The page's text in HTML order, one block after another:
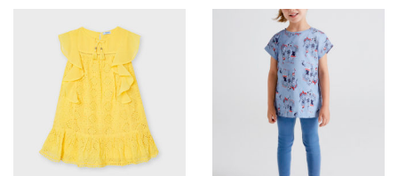
wariantów.
Opcje
można
wybrać
na
stronie
produktu
wiele
wariantów.
Opcje
można
wybrać
na
stronie
produktu